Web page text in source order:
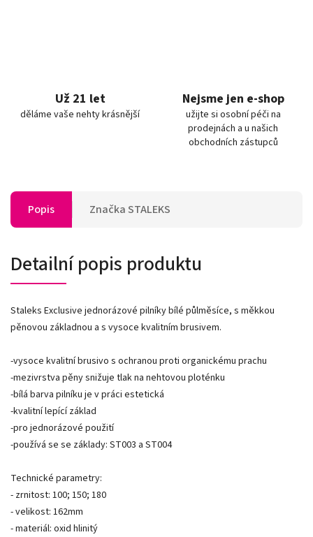
Už 21 let
děláme vaše nehty krásnější
Nejsme jen e-shop
užijte si osobní péči na
prodejnách a u našich
obchodních zástupců
Popis ZnačkaSTALEKS
Detailní popis produktu
Staleks Exclusive jednorázové pilníky bílé půlměsíce, s měkkou
pěnovou základnou a s vysoce kvalitním brusivem.
-vysoce kvalitní brusivo s ochranou proti organickému prachu
-mezivrstva pěny snižuje tlak na nehtovou ploténku
-bílá barva pilníku je v práci estetická
-kvalitní lepící základ
-pro jednorázové použití
-používá se se základy: ST003 a ST004
Technické parametry:
- zrnitost: 100; 150; 180
- velikost: 162mm
- materiál: oxid hlinitý